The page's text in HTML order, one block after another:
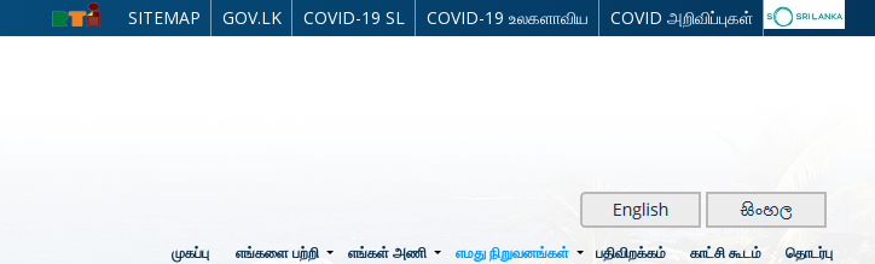
SITEMAP GOV.LK COVID-19 SL COVID-19 உலகளாவிய COVID அறிவிப்புகள்
முகப்பு எங்களை பற்றி எங்கள் அணி எமது நிறுவனங்கள் பதிவிறக்கம் காட்சி கூடம் தொடர்பு